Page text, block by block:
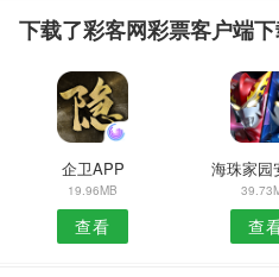
下载了彩客网彩票客户端
企卫APP
19.96MB
查看
海珠家园
查